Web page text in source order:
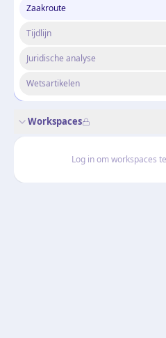
Zaakroute
Tijdlijn
Juridische analyse
Wetsartikelen
Workspaces
Log in om workspaces